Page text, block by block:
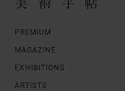
PREMIUM
MAGAZINE
EXHIBITIONS
ARTISTS